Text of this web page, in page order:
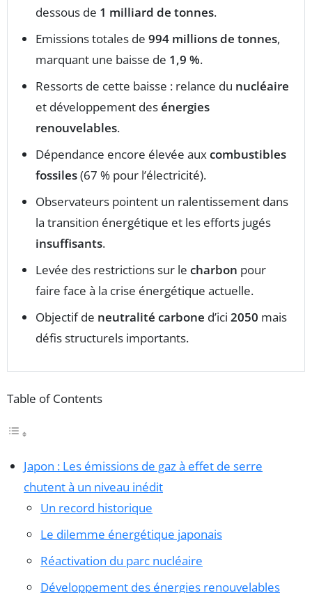
dessous de 1 milliard de tonnes.
Emissions totales de 994 millions de tonnes,
marquant une baisse de 1,9 %.
Ressorts de cette baisse : relance du nucléaire
et développement desénergies
renouvelables.
Dépendance encore élevée auxcombustibles
fossiles(67 % pour l’électricité).
Observateurs pointent un ralentissement dans
la transition énergétique et les efforts jugés
insuffisants.
Levée des restrictions sur le charbon pour
faire face à la crise énergétique actuelle.
Objectif de neutralité carbone d’ici 2050 mais
défis structurels importants.
Table of Contents
Japon : Les émissions de gaz à effet de serre
chutent à un niveau inédit
Un record historique
Le dilemme énergétique japonais
Réactivation du parc nucléaire
Développement des énergies renouvelables